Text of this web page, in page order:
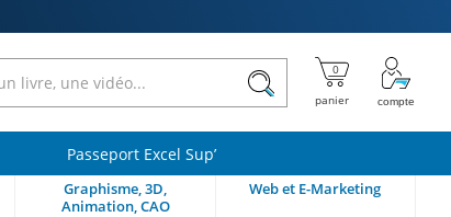
Passeport Excel Sup’
Graphisme, 3D,
Animation, CAO
Web et E-Marketing